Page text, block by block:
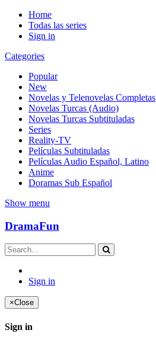
Home
Todas las series
Sign in
Categories
Popular
New
Novelas y Telenovelas Completas
Novelas Turcas (Audio)
Novelas Turcas Subtituladas
Series
Reality-TV
Películas Subtituladas
Películas Audio Español, Latino
Anime
Doramas Sub Español
Show menu
DramaFun
Sign in
×Close
Sign in